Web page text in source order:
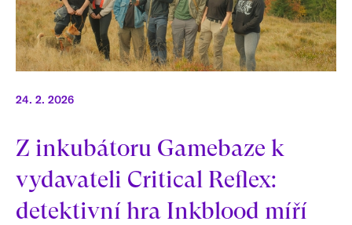
24. 2. 2026
Z inkubátoru Gamebaze k
vydavateli Critical Reflex:
detektivní hra Inkblood míří